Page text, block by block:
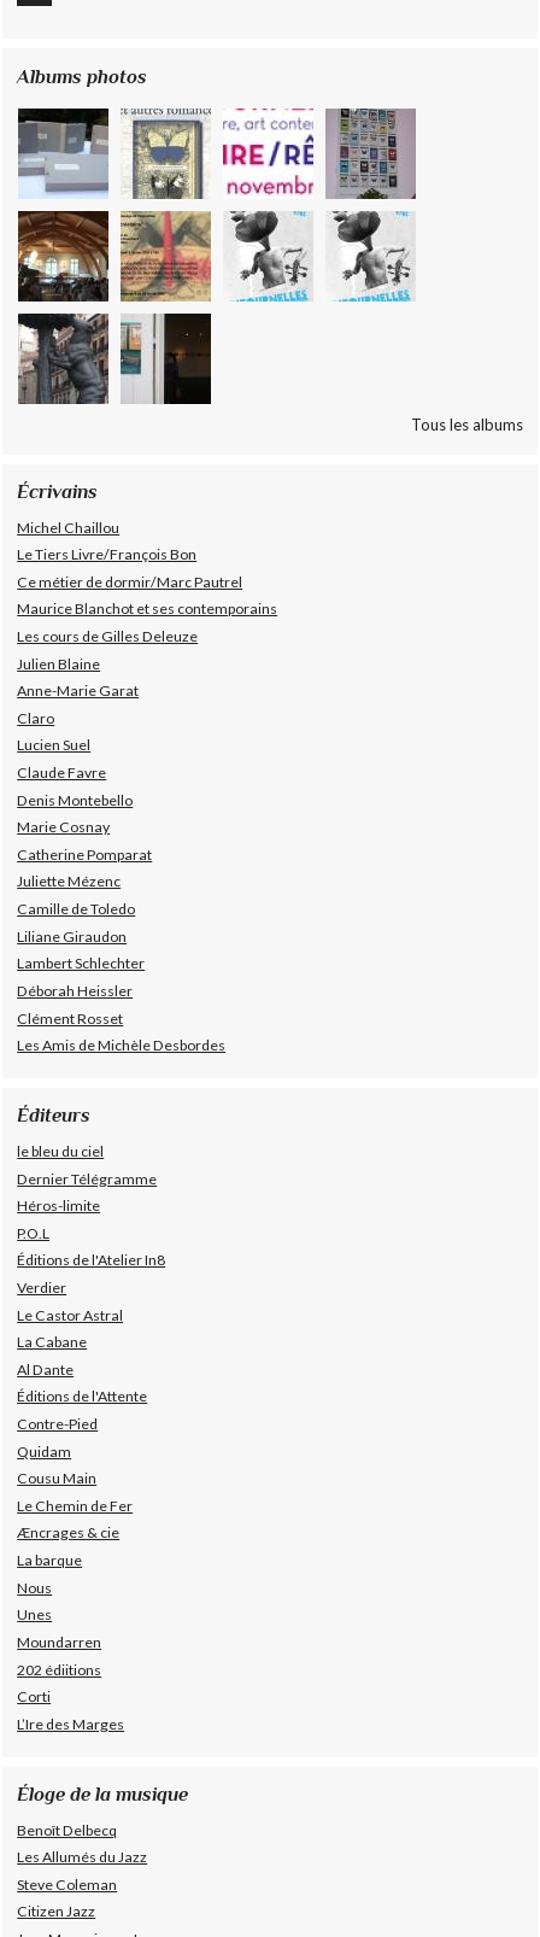
Albums photos
Tous les albums
Écrivains
Michel Chaillou
Le Tiers Livre/François Bon
Ce métier de dormir/Marc Pautrel
Maurice Blanchot et ses contemporains
Les cours de Gilles Deleuze
Julien Blaine
Anne-Marie Garat
Claro
Lucien Suel
Claude Favre
Denis Montebello
Marie Cosnay
Catherine Pomparat
Juliette Mézenc
Camille de Toledo
Liliane Giraudon
Lambert Schlechter
Déborah Heissler
Clément Rosset
Les Amis de Michèle Desbordes
Éditeurs
le bleu du ciel
Dernier Télégramme
Héros-limite
P.O.L
Éditions de l'Atelier In8
Verdier
Le Castor Astral
La Cabane
Al Dante
Éditions de l'Attente
Contre-Pied
Quidam
Cousu Main
Le Chemin de Fer
Æncrages & cie
La barque
Nous
Unes
Moundarren
202 édiitions
Corti
L’Ire des Marges
Éloge de la musique
Benoît Delbecq
Les Allumés du Jazz
Steve Coleman
Citizen Jazz